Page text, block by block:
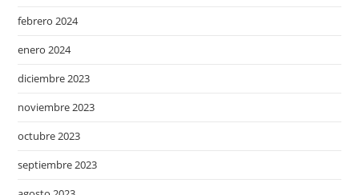
febrero 2024
enero 2024
diciembre 2023
noviembre 2023
octubre 2023
septiembre 2023